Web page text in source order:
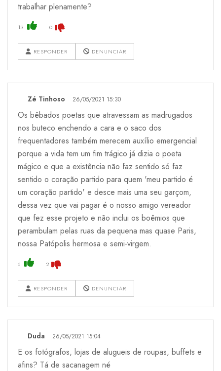
trabalhar plenamente?
13 0
RESPONDER DENUNCIAR
Zé Tinhoso 26/05/2021 15:30
Os bêbados poetas que atravessam as madrugados
nos buteco enchendo a cara e o saco dos
frequentadores também merecem auxílio emergencial
porque a vida tem um fim trágico já dizia o poeta
mágico e que a existência não faz sentido só faz
sentido o coração partido para quem 'meu partido é
um coração partido' e desce mais uma seu garçom,
dessa vez que vai pagar é o nosso amigo vereador
que fez esse projeto e não inclui os boêmios que
perambulam pelas ruas da pequena mas quase Paris,
nossa Patópolis hermosa e semi-virgem.
6 2
RESPONDER DENUNCIAR
Duda 26/05/2021 15:04
E os fotógrafos, lojas de alugueis de roupas, buffets e
afins? Tá de sacanagem né